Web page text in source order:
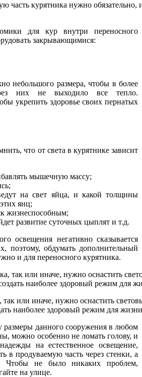
часть курятника нужно обязательно,
для кур внутри переносного
закрывающимися:
небольшого размера, чтобы в более
них не выходило все тепло.
укрепить здоровье своих пернатых
что от света в курятнике зависит
мышечную массу;
на свет яйца, и какой толщины
яиц;
жизнеспособным;
развитие суточных цыплят и т.д.
освещения негативно сказывается
поэтому, обдумать дополнительный
и для переносного курятника.
или иначе, нужно оснастить
наиболее здоровый режим для
размеры данного сооружения в любом
можно особенно не ломать голову, и
на естественное освещение,
в продуваемую часть через стенки, а
Чтобы не было никаких проблем,
на улице.